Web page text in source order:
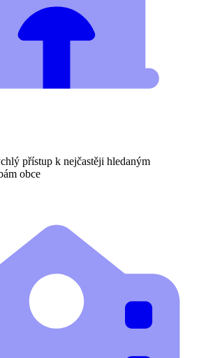
přístup k nejčastěji hledaným
obce